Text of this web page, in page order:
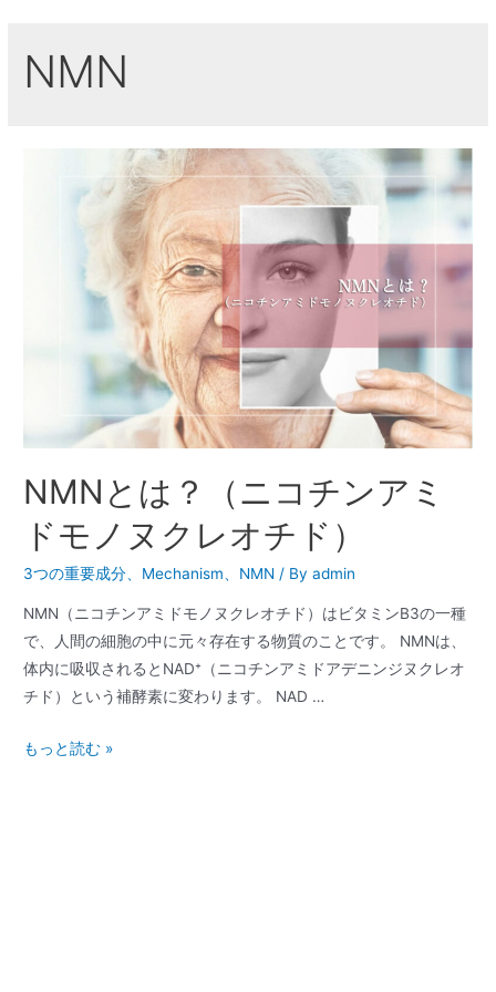
NMN
NMNとは？（ニコチンアミ
ドモノヌクレオチド）
3つの重要成分 Mechanism NMN / Byadmin
NMN（ニコチンアミドモノヌクレオチド）はビタミンB3の一種
で、人間の細胞の中に元々存在する物質のことです。 NMNは、
体内に吸収されるとNAD⁺（ニコチンアミドアデニンジヌクレオ
チド）という補酵素に変わります。 NAD …
もっと読む »